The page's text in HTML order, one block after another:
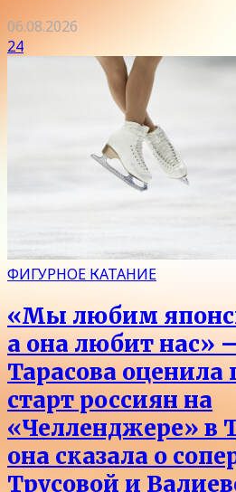
06.08.2026
24
ФИГУРНОЕ КАТАНИЕ
«Мы любим
а она любит нас»
Тарасова
старт россиян на
«Челленджере» в
она сказала о
Трусовой и